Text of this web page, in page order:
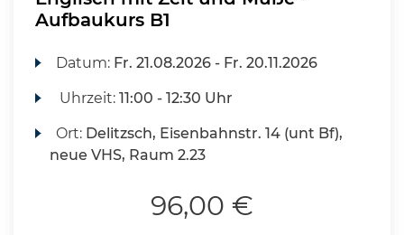
Aufbaukurs B1
Datum: Fr. 21.08.2026 - Fr. 20.11.2026
Uhrzeit:11:00 - 12:30 Uhr
Ort: Delitzsch, Eisenbahnstr. 14 (unt Bf),
neue VHS, Raum 2.23
96,00 €